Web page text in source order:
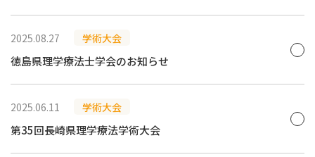
2025.08.27 学術大会
徳島県理学療法士学会のお知らせ
2025.06.11 学術大会
第35回長崎県理学療法学術大会